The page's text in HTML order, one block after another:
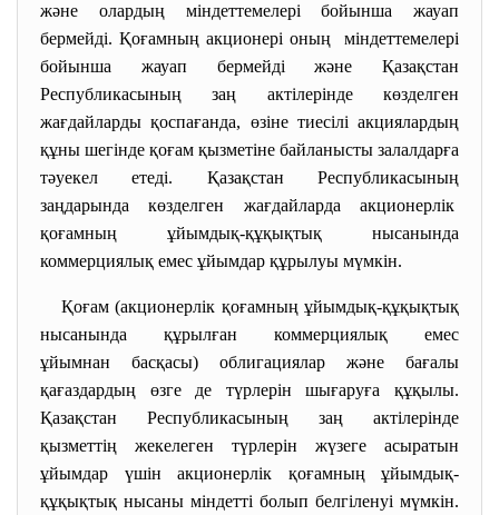
және олардың міндеттемелері бойынша жауап
бермейді. Қоғамның акционері оның міндеттемелері
бойынша жауап бермейді және Қазақстан
Республикасының заң актілерінде көзделген
жағдайларды қоспағанда, өзіне тиесілі акциялардың
құны шегінде қоғам қызметіне байланысты залалдарға
тәуекел етеді. Қазақстан Республикасының
заңдарында көзделген жағдайларда акционерлік
қоғамның ұйымдық-құқықтық нысанында
коммерциялық емес ұйымдар құрылуы мүмкін.
Қоғам (акционерлік қоғамның ұйымдық-құқықтық
нысанында құрылған коммерциялық емес
ұйымнан басқасы) облигациялар және бағалы
қағаздардың өзге де түрлерін шығаруға құқылы.
Қазақстан Республикасының заң актілерінде
қызметтің жекелеген түрлерін жүзеге асыратын
ұйымдар үшін акционерлік қоғамның ұйымдық-
құқықтық нысаны міндетті болып белгіленуі мүмкін.